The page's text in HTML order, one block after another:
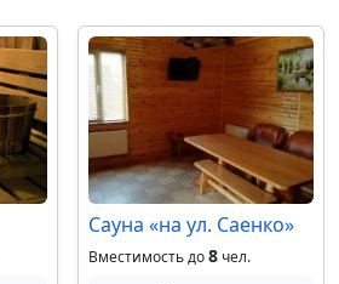
Сауна «на ул. Саенко»
Вместимость до8чел.